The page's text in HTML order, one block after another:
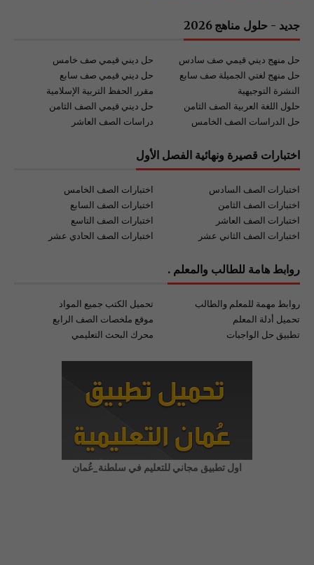
جديد - حلول مناهج 2026
حل ديني قيمي صف خامس
حل منهج ديني قيمي صف سادس
حل ديني قيمي صف سابع
حل منهج لغتي الجميلة صف سابع
مقرر الحفظ التربية الإسلامية
النشرة التوجيهية
حل ديني قيمي الصف الثامن
حلول اللغة العربية الصف الثامن
دراسات الصف العاشر
حل الدراسات الصف الخامس
اختبارات قصيرة ونهائية الفصل الأول
اختبارات الصف الخامس
اختبارات الصف السادس
اختبارات الصف السابع
اختبارات الصف الثامن
اختبارات الصف التاسع
اختبارات الصف العاشر
اختبارات الصف الحادي عشر
اختبارات الصف الثاني عشر
روابط هامة للطالب والمعلم .
تحميل الكتب جميع المواد
روابط مهمة للمعلم والطالب
موقع ملخصات الصف الرابع
تحميل أدلة المعلم
محرك البحث التعليمي
تطبيق حل الواجبات
اول تطبيق مجاني للتعليم في سلطنة_عُمان